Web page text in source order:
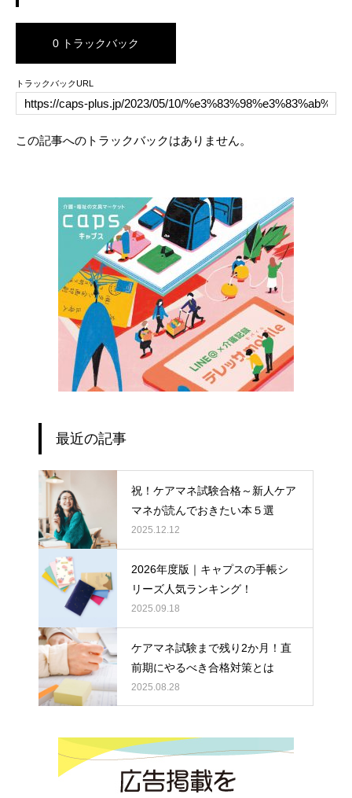
0 トラックバック
トラックバックURL
この記事へのトラックバックはありません。
最近の記事
祝！ケアマネ試験合格～新人ケア
マネが読んでおきたい本５選
2025.12.12
2026年度版｜キャプスの手帳シ
リーズ人気ランキング！
2025.09.18
ケアマネ試験まで残り2か月！直
前期にやるべき合格対策とは
2025.08.28